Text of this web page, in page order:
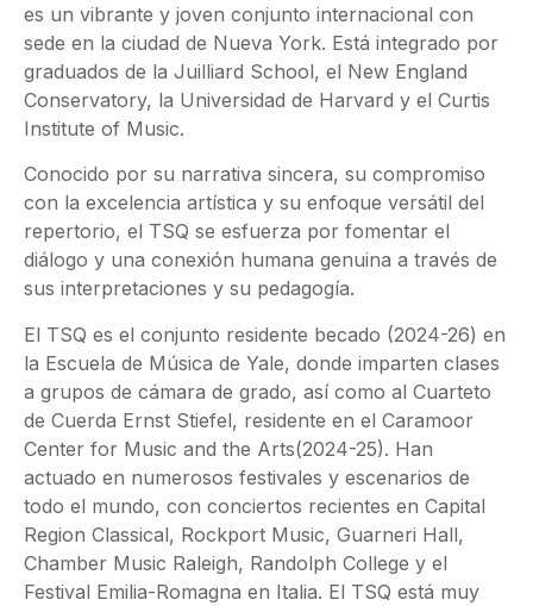
es un vibrante y joven conjunto internacional con
sede en la ciudad de Nueva York. Está integrado por
graduados de la Juilliard School, el New England
Conservatory, la Universidad de Harvard y el Curtis
Institute of Music.
Conocido por su narrativa sincera, su compromiso
con la excelencia artística y su enfoque versátil del
repertorio, el TSQ se esfuerza por fomentar el
diálogo y una conexión humana genuina a través de
sus interpretaciones y su pedagogía.
El TSQ es el conjunto residente becado (2024-26) en
la Escuela de Música de Yale, donde imparten clases
a grupos de cámara de grado, así como al Cuarteto
de Cuerda Ernst Stiefel, residente en el Caramoor
Center for Music and the Arts(2024-25). Han
actuado en numerosos festivales y escenarios de
todo el mundo, con conciertos recientes en Capital
Region Classical, Rockport Music, Guarneri Hall,
Chamber Music Raleigh, Randolph College y el
Festival Emilia-Romagna en Italia. El TSQ está muy